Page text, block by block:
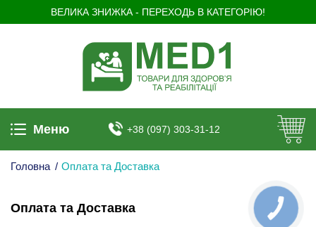
ВЕЛИКА ЗНИЖКА - ПЕРЕХОДЬ В КАТЕГОРІЮ!
Меню +38 (097) 303-31-12
Головна / Оплата та Доставка
Оплата та Доставка
КНОПКА
ЗВ'ЯЗКУ